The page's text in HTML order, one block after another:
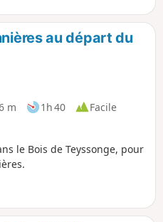
au départ du
m 1h 40
Facile
le Bois de Teyssonge, pour